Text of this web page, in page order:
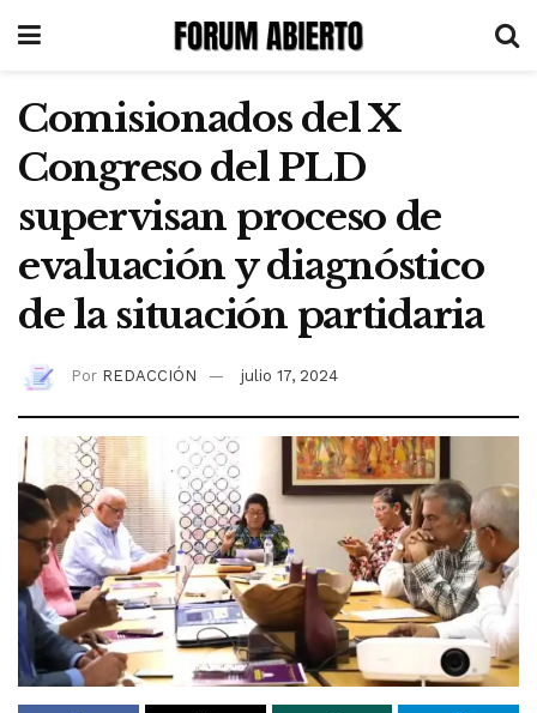
Comisionados del X
Congreso del PLD
supervisan proceso de
evaluación y diagnóstico
de la situación partidaria
Por REDACCIÓN julio 17, 2024